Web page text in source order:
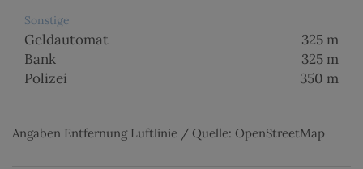
Sonstige
Geldautomat
325 m
Bank
325 m
Polizei
350 m
Angaben Entfernung Luftlinie / Quelle: OpenStreetMap